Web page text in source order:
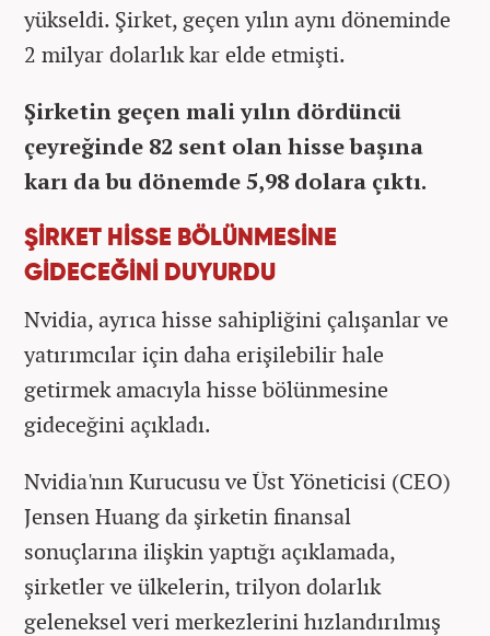
yükseldi. Şirket, geçen yılın aynı döneminde
2 milyar dolarlık kar elde etmişti.
Şirketin geçen mali yılın dördüncü
çeyreğinde 82 sent olan hisse başına
karı da bu dönemde 5,98 dolara çıktı.
ŞİRKET HİSSE BÖLÜNMESİNE
GİDECEĞİNİ DUYURDU
Nvidia, ayrıca hisse sahipliğini çalışanlar ve
yatırımcılar için daha erişilebilir hale
getirmek amacıyla hisse bölünmesine
gideceğini açıkladı.
Nvidia'nın Kurucusu ve Üst Yöneticisi (CEO)
Jensen Huang da şirketin finansal
sonuçlarına ilişkin yaptığı açıklamada,
şirketler ve ülkelerin, trilyon dolarlık
geleneksel veri merkezlerini hızlandırılmış